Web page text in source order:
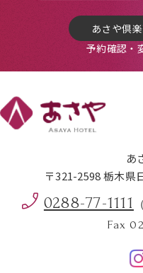
あさや倶
予約確認・
あ
〒321-2598 栃木県
0288-77-1111
Fax